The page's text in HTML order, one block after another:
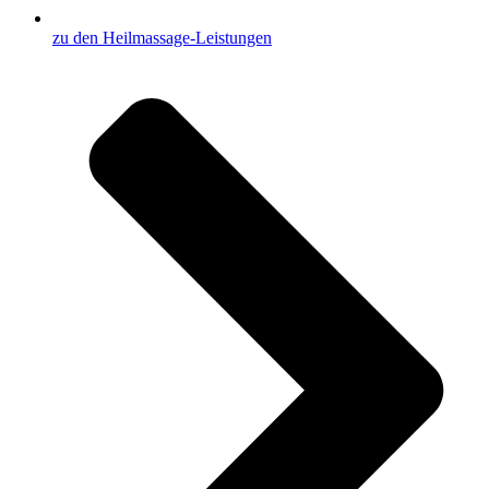
zu den Heilmassage-Leistungen